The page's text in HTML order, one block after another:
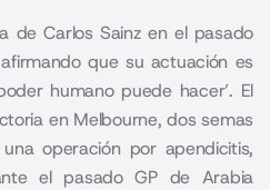
de Carlos Sainz en el pasado
que su actuación es
humano puede hacer’. El
en Melbourne, dos semas
operación por apendicitis,
el pasado GP de Arabia